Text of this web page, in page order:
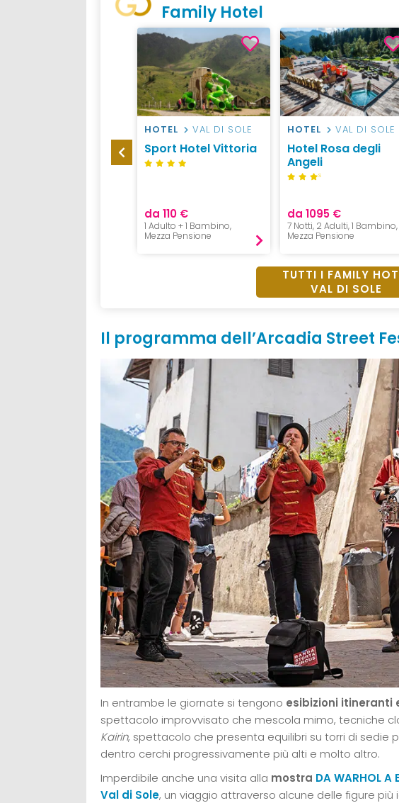
Family Hotel
HOTEL VAL DI SOLE
Sport Hotel Vittoria
da 110 €
1 Adulto + 1 Bambino,
Mezza Pensione
HOTEL VAL DI SOLE
Hotel Rosa degli
Angeli
S
da 1095 €
7 Notti, 2 Adulti, 1 Bambino,
Mezza Pensione
TUTTI I FAMILY
VAL DI SOLE
Il programma dell’Arcadia Street
In entrambe le giornate si tengono esibizioni itineranti
spettacolo improvvisato che mescola mimo, tecniche
Kairin, spettacolo che presenta equilibri su torri di sedie
dentro cerchi progressivamente più alti e molto altro.
Imperdibile anche una visita alla mostra DA WARHOL
Val di Sole, un viaggio attraverso alcune delle figure più